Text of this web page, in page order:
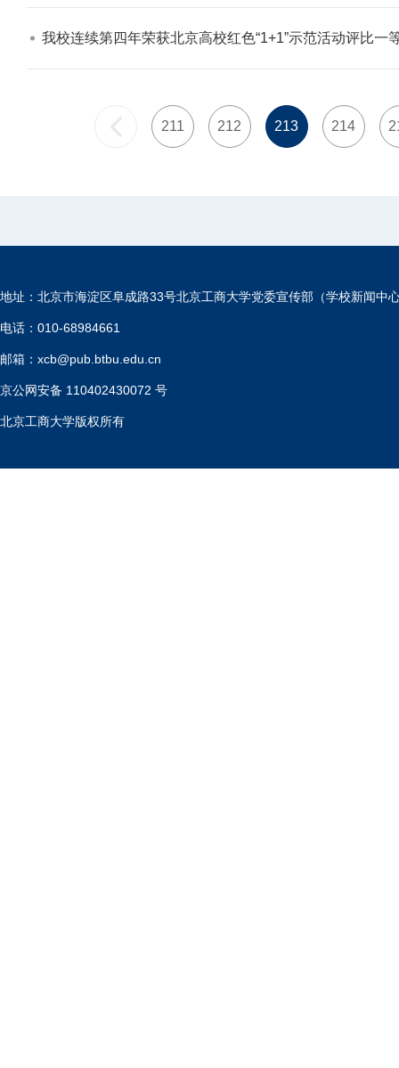
我校连续第四年荣获北京高校红色“1+1”示范活动评比一
211 212 213 214
地址：北京市海淀区阜成路33号北京工商大学党委宣传部（学校新闻中
电话：010-68984661
邮箱：xcb@pub.btbu.edu.cn
京公网安备 110402430072 号
北京工商大学版权所有